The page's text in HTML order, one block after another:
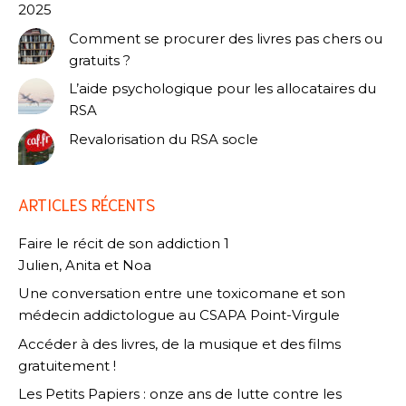
2025
Comment se procurer des livres pas chers ou
gratuits ?
L’aide psychologique pour les allocataires du
RSA
Revalorisation du RSA socle
ARTICLES RÉCENTS
Faire le récit de son addiction 1
Julien, Anita et Noa
Une conversation entre une toxicomane et son
médecin addictologue au CSAPA Point-Virgule
Accéder à des livres, de la musique et des films
gratuitement !
Les Petits Papiers : onze ans de lutte contre les